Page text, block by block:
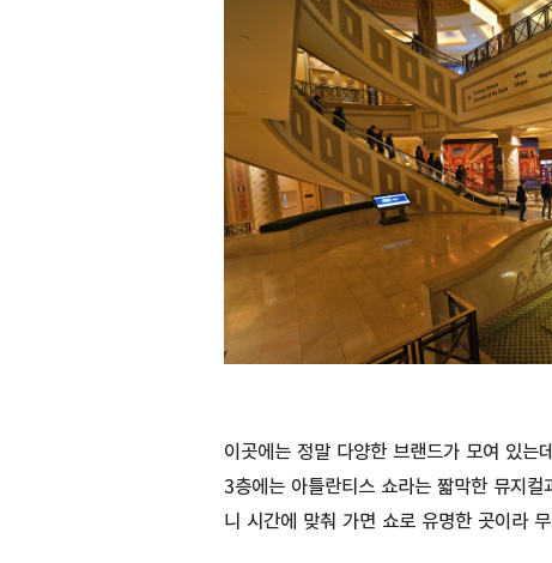
이곳에는 정말 다양한 브랜드가 모여 있는
3층에는 아틀란티스 쇼라는 짧막한 뮤지
니 시간에 맞춰 가면 쇼로 유명한 곳이라